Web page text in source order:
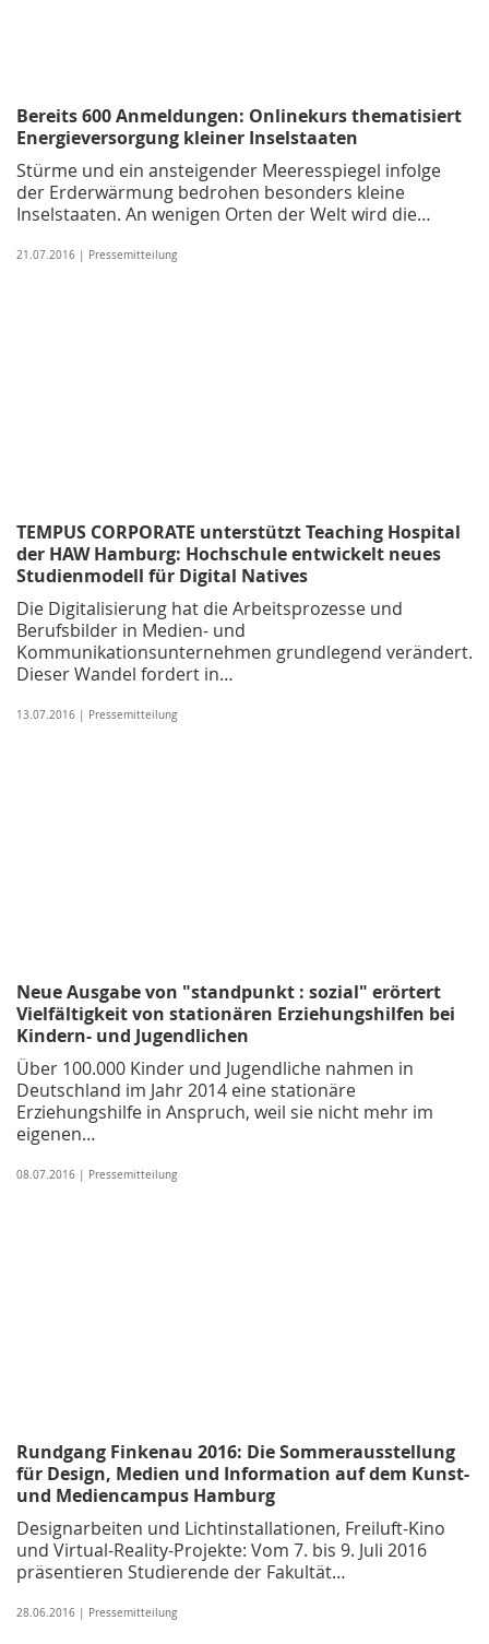
Bereits 600 Anmeldungen: Onlinekurs thematisiert
Energieversorgung kleiner Inselstaaten
Stürme und ein ansteigender Meeresspiegel infolge
der Erderwärmung bedrohen besonders kleine
Inselstaaten. An wenigen Orten der Welt wird die…
21.07.2016 | Pressemitteilung
TEMPUS CORPORATE unterstützt Teaching Hospital
der HAW Hamburg: Hochschule entwickelt neues
Studienmodell für Digital Natives
Die Digitalisierung hat die Arbeitsprozesse und
Berufsbilder in Medien- und
Kommunikationsunternehmen grundlegend verändert.
Dieser Wandel fordert in…
13.07.2016 | Pressemitteilung
Neue Ausgabe von "standpunkt : sozial" erörtert
Vielfältigkeit von stationären Erziehungshilfen bei
Kindern- und Jugendlichen
Über 100.000 Kinder und Jugendliche nahmen in
Deutschland im Jahr 2014 eine stationäre
Erziehungshilfe in Anspruch, weil sie nicht mehr im
eigenen…
08.07.2016 | Pressemitteilung
Rundgang Finkenau 2016: Die Sommerausstellung
für Design, Medien und Information auf dem Kunst-
und Mediencampus Hamburg
Designarbeiten und Lichtinstallationen, Freiluft-Kino
und Virtual-Reality-Projekte: Vom 7. bis 9. Juli 2016
präsentieren Studierende der Fakultät…
28.06.2016 | Pressemitteilung